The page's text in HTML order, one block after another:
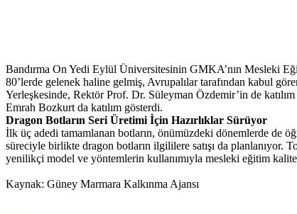
Bandırma On Yedi Eylül Üniversitesinin GMKA’nın Mesleki
80’lerde gelenek haline gelmiş, Avrupalılar tarafından kabul
Yerleşkesinde, Rektör Prof. Dr. Süleyman Özdemir’in de
Emrah Bozkurt da katılım gösterdi.
Dragon Botların Seri Üretimi İçin Hazırlıklar Sürüyor
İlk üç adedi tamamlanan botların, önümüzdeki dönemlerde de
süreciyle birlikte dragon botların ilgililere satışı da
yenilikçi model ve yöntemlerin kullanımıyla mesleki eğitim
Kaynak: Güney Marmara Kalkınma Ajansı